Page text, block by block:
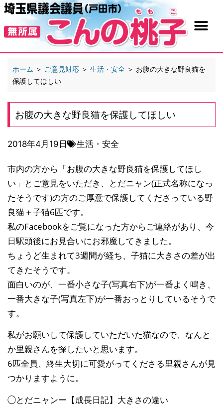
ホーム ＞ ご意見対応 ＞ 生活・安全 ＞ お腹の大きな野良猫を
保護してほしい
お腹の大きな野良猫を保護してほしい
2018年4月19日 生活・安全
市内の方から「お腹の大きな野良猫を保護してほし
い」とご意見をいただき、とだニャン(正式名称になっ
たそうです)の方のご厚意で保護してくださっている野
良猫＋子猫6匹です。
私のFacebookをご覧になった方からご連絡があり、今
日駅頭後にお見合いにお邪魔してきました。
ちょうど生まれて3週間が経ち、子猫に大きさの差が出
てきたそうです。
面白いのが、一番小さな子(写真右下)が一番よく鳴き、
一番大きな子(写真左下)が一番おっとりしているそうで
す。
私がお願いして保護していただいた猫なので、なんと
か里親さんを探したいと思います。
6匹全員、終生大切に可愛がってくださる里親さんが見
つかりますように。
◯とだニャンー【成長日記】大きさの違い